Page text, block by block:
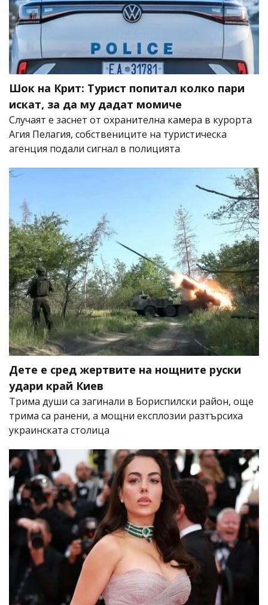
Шок на Крит: Турист попитал колко пари
искат, за да му дадат момиче
Случаят е заснет от охранителна камера в курорта
Агия Пелагия, собствениците на туристическа
агенция подали сигнал в полицията
Дете е сред жертвите на нощните руски
удари край Киев
Трима души са загинали в Бориспилски район, още
трима са ранени, а мощни експлозии разтърсиха
украинската столица